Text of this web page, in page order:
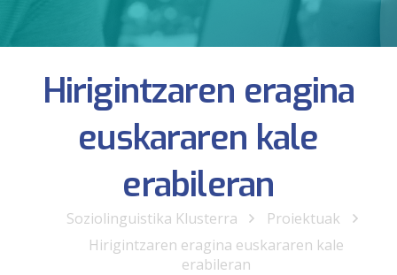
Hirigintzaren eragina
euskararen kale
erabileran
Soziolinguistika Klusterra
Proiektuak
Hirigintzaren eragina euskararen kale
erabileran